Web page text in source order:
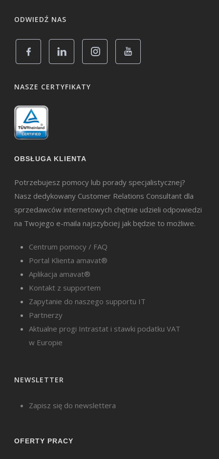
ODWIEDŹ NAS
NASZE CERTYFIKATY
OBSŁUGA KLIENTA
Potrzebujesz pomocy lub porady specjalistycznej?
Nasz dedykowany Customer Relations Consultant dla
sprzedawców internetowych chętnie udzieli odpowiedzi
na Twojego e-maila najszybciej jak będzie to możliwe.
Centrum pomocy / FAQ
Portal Klienta amavat®
Aplikacja amavat®
Kontakt z supportem
Zapytanie do naszego supportu IT
Partnerzy
Aktualne progi Intrastat i stawki podatku VAT
w Europie
NEWSLETTER
Zapisz się do newslettera
OFERTY PRACY